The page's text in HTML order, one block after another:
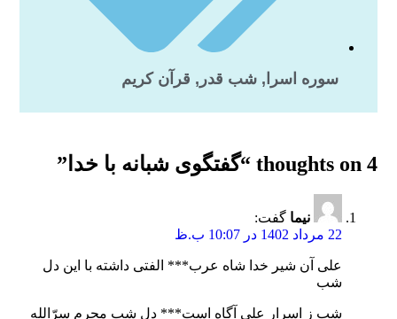
سوره اسرا ,شب قدر,قرآن کریم
4 thoughts on “ گفتگوی شبانه با خدا ”
نیما گفت:
22 مرداد 1402 در 10:07 ب.ظ
علی آن شیر خدا شاه عرب*** الفتی داشته با این دل
شب
شب ز اسرار علی آگاه است*** دل شب محرم سرّالله